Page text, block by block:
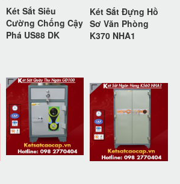
Két Sắt Siêu
Cường Chống Cậy
Phá US88 DK
Két Sắt Đựng Hồ
Sơ Văn Phòng
K370 NHA1